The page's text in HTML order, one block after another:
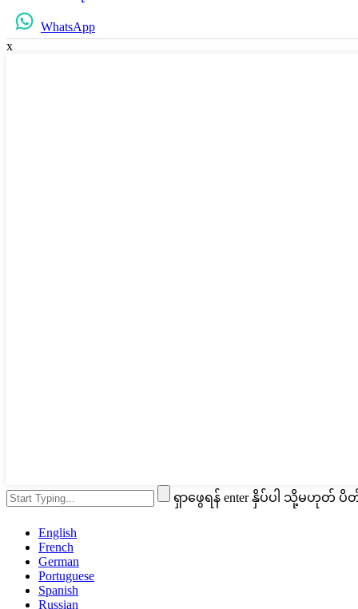
WhatsApp
x
ရှာဖွေရန် enter နှိပ်ပါ သို့မဟုတ် ပိတ်
English
French
German
Portuguese
Spanish
Russian